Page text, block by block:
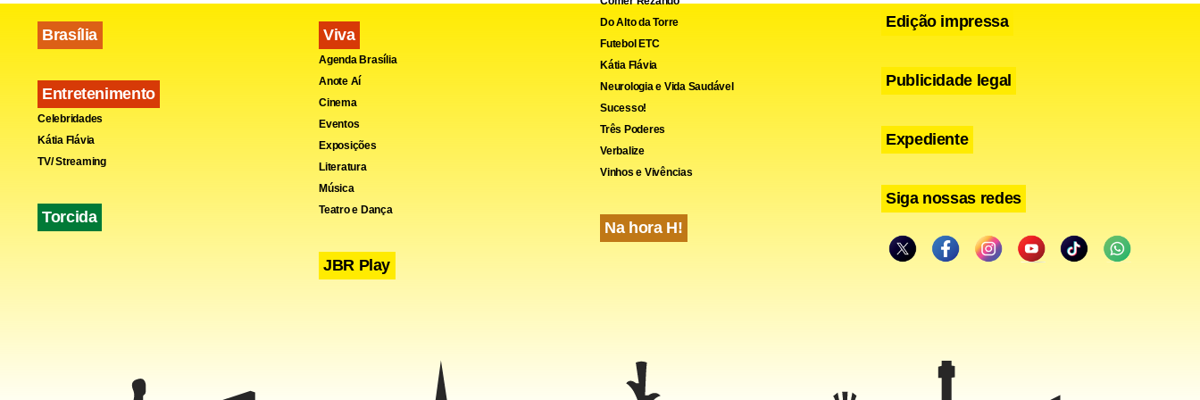
das ilhas de Cabo Verde. A temporada de furacões, que dura seis meses e começou em
Brasília
Entretenimento
Celebridades
Kátia Flávia
TV/ Streaming
Torcida
Viva
Agenda Brasília
Anote Aí
Cinema
Eventos
Exposições
Literatura
Música
Teatro e Dança
JBR Play
Do Alto da Torre
Futebol ETC
Kátia Flávia
Neurologia e Vida Saudável
Sucesso!
Três Poderes
Verbalize
Vinhos e Vivências
Na hora H!
Edição impressa
Publicidade legal
Expediente
Siga nossas redes